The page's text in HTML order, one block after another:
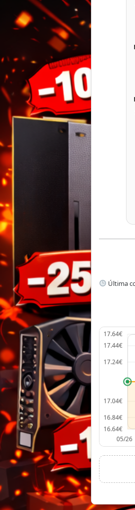
Última